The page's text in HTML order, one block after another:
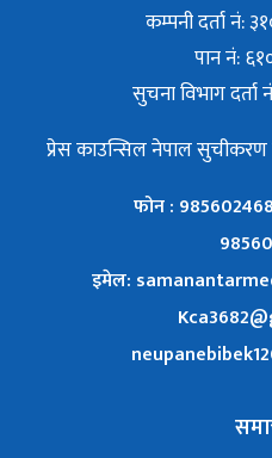
कम्पनी दर्ता नं:
पान नं:
सुचना विभाग
प्रेस काउन्सिल नेपाल सुचीकरण
फोन :
इमेल: